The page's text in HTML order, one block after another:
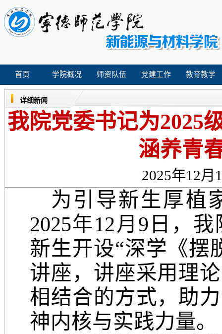
首页 学院概况 师资队伍 党建工作 教育教学
详细新闻
我院党委书记为2025
涵养青
2025年12月
为引导新生厚植
2025年12月9日， 我
新生开设“深学《摆
讲座，讲座采用理
相结合的方式，助
神内核与实践力量。